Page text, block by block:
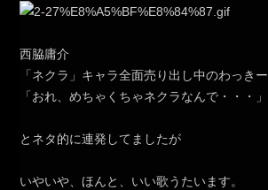
西脇庸介
「ネクラ」キャラ全面売り出し中のわっきー
「おれ、めちゃくちゃネクラなんで・・・」
とネタ的に連発してましたが
いやいや、ほんと、いい歌うたいます。